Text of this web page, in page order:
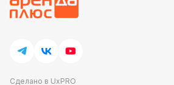
Сделано в UxPRO